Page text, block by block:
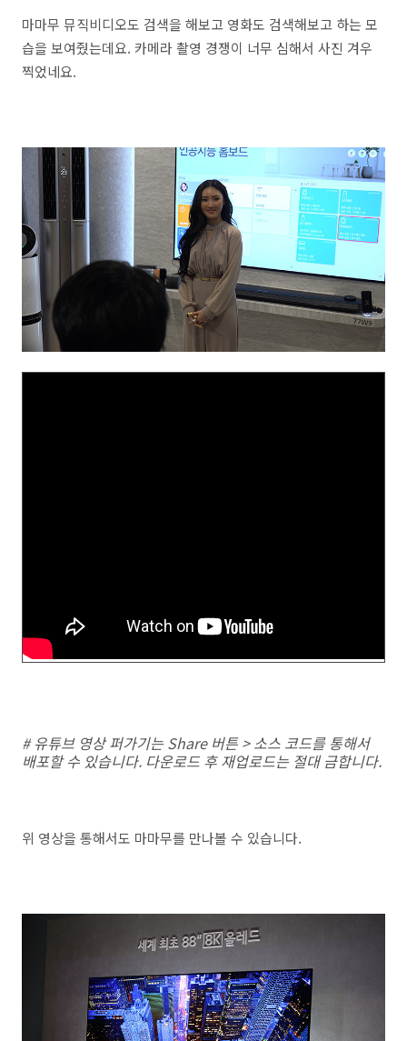
마마무 뮤직비디오도 검색을 해보고 영화도 검색해보고 하는 모
습을 보여줬는데요. 카메라 촬영 경쟁이 너무 심해서 사진 겨우
찍었네요.
# 유튜브 영상 퍼가기는 Share 버튼 > 소스 코드를 통해서
배포할 수 있습니다. 다운로드 후 재업로드는 절대 금합니다.
위 영상을 통해서도 마마무를 만나볼 수 있습니다.